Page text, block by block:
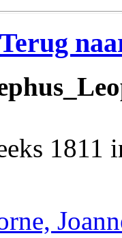
Terug
1811